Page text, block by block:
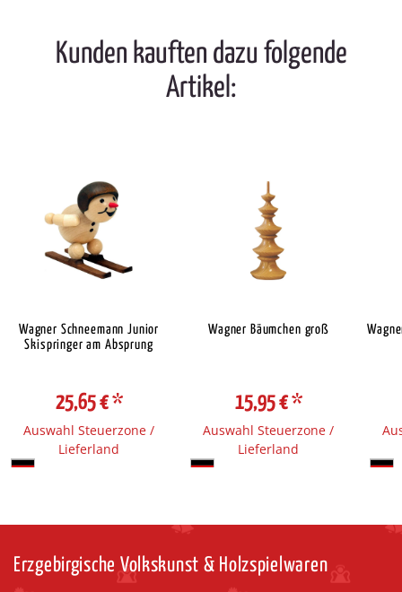
Kunden kauften dazu folgende
Artikel:
Wagner Schneemann Junior
Skispringer am Absprung
25,65 €*
Auswahl Steuerzone /
Lieferland
Wagner Bäumchen groß
15,95 €*
Auswahl Steuerzone /
Lieferland
Erzgebirgische Volkskunst & Holzspielwaren